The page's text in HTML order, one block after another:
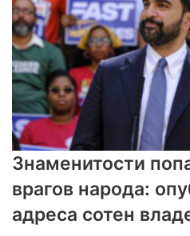
Знаменитости
врагов народа:
адреса сотен